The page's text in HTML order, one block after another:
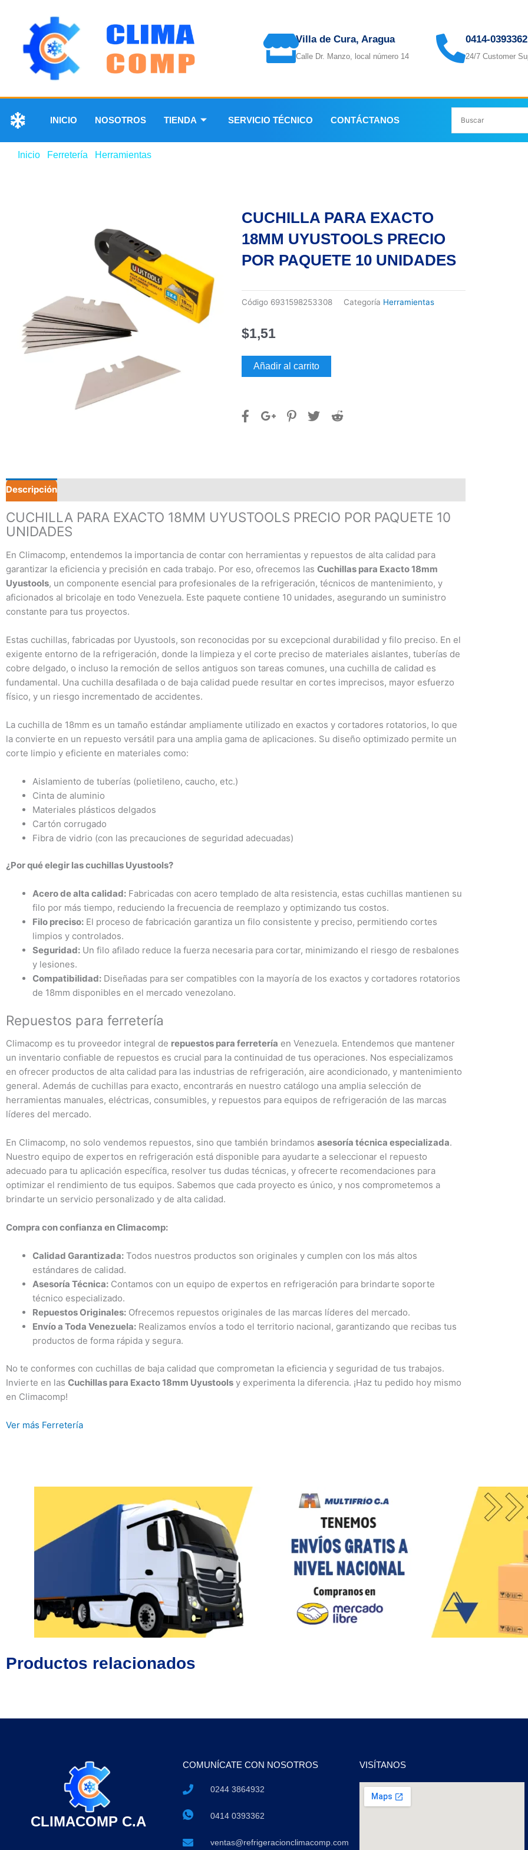
Villa de Cura, Aragua
Calle Dr. Manzo, local número 14
0414-0393362
24/7 Customer
INICIO NOSOTROS TIENDA SERVICIO TÉCNICO CONTÁCTANOS
Inicio Ferretería Herramientas
CUCHILLA PARA EXACTO
18MM UYUSTOOLS PRECIO
POR PAQUETE 10 UNIDADES
Código 6931598253308 Categoría Herramientas
$1,51
CUCHILLA
PARA
UYUSTOOLS
cantidad
Añadir al carrito
Descripción
CUCHILLA PARA EXACTO 18MM UYUSTOOLS PRECIO POR PAQUETE 10
UNIDADES
En Climacomp, entendemos la importancia de contar con herramientas y repuestos de alta calidad para
garantizar la eficiencia y precisión en cada trabajo. Por eso, ofrecemos las Cuchillas para Exacto 18mm
Uyustools, un componente esencial para profesionales de la refrigeración, técnicos de mantenimiento, y
aficionados al bricolaje en todo Venezuela. Este paquete contiene 10 unidades, asegurando un suministro
constante para tus proyectos.
Estas cuchillas, fabricadas por Uyustools, son reconocidas por su excepcional durabilidad y filo preciso. En el
exigente entorno de la refrigeración, donde la limpieza y el corte preciso de materiales aislantes, tuberías de
cobre delgado, o incluso la remoción de sellos antiguos son tareas comunes, una cuchilla de calidad es
fundamental. Una cuchilla desafilada o de baja calidad puede resultar en cortes imprecisos, mayor esfuerzo
físico, y un riesgo incrementado de accidentes.
La cuchilla de 18mm es un tamaño estándar ampliamente utilizado en exactos y cortadores rotatorios, lo que
la convierte en un repuesto versátil para una amplia gama de aplicaciones. Su diseño optimizado permite un
corte limpio y eficiente en materiales como:
Aislamiento de tuberías (polietileno, caucho, etc.)
Cinta de aluminio
Materiales plásticos delgados
Cartón corrugado
Fibra de vidrio (con las precauciones de seguridad adecuadas)
¿Por qué elegir las cuchillas Uyustools?
Acero de alta calidad: Fabricadas con acero templado de alta resistencia, estas cuchillas mantienen su
filo por más tiempo, reduciendo la frecuencia de reemplazo y optimizando tus costos.
Filo preciso: El proceso de fabricación garantiza un filo consistente y preciso, permitiendo cortes
limpios y controlados.
Seguridad: Un filo afilado reduce la fuerza necesaria para cortar, minimizando el riesgo de resbalones
y lesiones.
Compatibilidad: Diseñadas para ser compatibles con la mayoría de los exactos y cortadores rotatorios
de 18mm disponibles en el mercado venezolano.
Repuestos para ferretería
Climacomp es tu proveedor integral de repuestos para ferretería en Venezuela. Entendemos que mantener
un inventario confiable de repuestos es crucial para la continuidad de tus operaciones. Nos especializamos
en ofrecer productos de alta calidad para las industrias de refrigeración, aire acondicionado, y mantenimiento
general. Además de cuchillas para exacto, encontrarás en nuestro catálogo una amplia selección de
herramientas manuales, eléctricas, consumibles, y repuestos para equipos de refrigeración de las marcas
líderes del mercado.
En Climacomp, no solo vendemos repuestos, sino que también brindamos asesoría técnica especializada.
Nuestro equipo de expertos en refrigeración está disponible para ayudarte a seleccionar el repuesto
adecuado para tu aplicación específica, resolver tus dudas técnicas, y ofrecerte recomendaciones para
optimizar el rendimiento de tus equipos. Sabemos que cada proyecto es único, y nos comprometemos a
brindarte un servicio personalizado y de alta calidad.
Compra con confianza en Climacomp:
Calidad Garantizada: Todos nuestros productos son originales y cumplen con los más altos
estándares de calidad.
Asesoría Técnica: Contamos con un equipo de expertos en refrigeración para brindarte soporte
técnico especializado.
Repuestos Originales: Ofrecemos repuestos originales de las marcas líderes del mercado.
Envío a Toda Venezuela: Realizamos envíos a todo el territorio nacional, garantizando que recibas tus
productos de forma rápida y segura.
No te conformes con cuchillas de baja calidad que comprometan la eficiencia y seguridad de tus trabajos.
Invierte en las Cuchillas para Exacto 18mm Uyustools y experimenta la diferencia. ¡Haz tu pedido hoy mismo
en Climacomp!
Ver más Ferretería
Productos relacionados
CLIMACOMP C.A
COMUNÍCATE CON NOSOTROS
0244 3864932
0414 0393362
ventas@refrigeracionclimacomp.com
VISÍTANOS